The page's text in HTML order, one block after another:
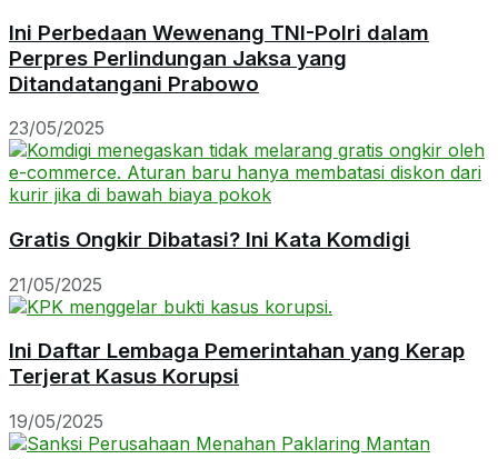
Ini Perbedaan Wewenang TNI-Polri dalam
Perpres Perlindungan Jaksa yang
Ditandatangani Prabowo
23/05/2025
Gratis Ongkir Dibatasi? Ini Kata Komdigi
21/05/2025
Ini Daftar Lembaga Pemerintahan yang Kerap
Terjerat Kasus Korupsi
19/05/2025